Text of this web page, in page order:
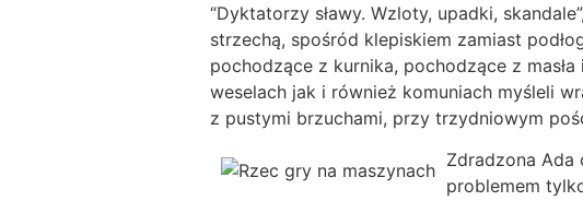
“Dyktatorzy sławy. Wzloty, upadki,
strzechą, spośród klepiskiem zamiast
pochodzące z kurnika, pochodzące z
weselach jak i również komuniach myśleli
z pustymi brzuchami, przy trzydniowym
Zdradzona Ada
problemem